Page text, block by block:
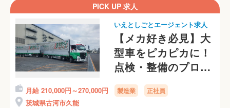
PICK UP 求人
いえとしごとエージェント求人
【メカ好き必見】大
型車をピカピカに！
点検・整備のプロを
目指しませんか？
月給 210,000円～270,000円 製造業 正社員
茨城県古河市久能